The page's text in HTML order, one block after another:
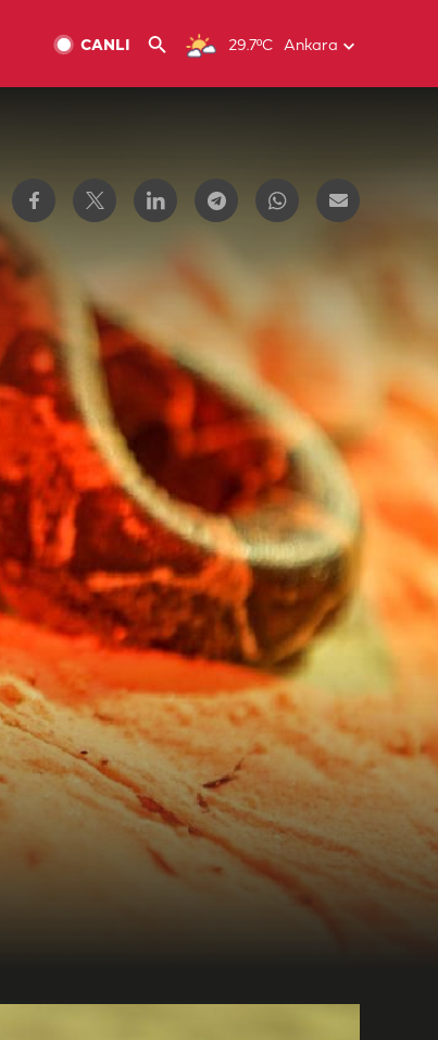
29.7ºC Ankara
CANLI